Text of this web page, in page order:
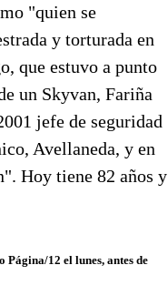
"quien se
y torturada en
que estuvo a punto
un Skyvan, Fariña
jefe de seguridad
Avellaneda, y en
Hoy tiene 82 años y
Página/12 el lunes, antes de